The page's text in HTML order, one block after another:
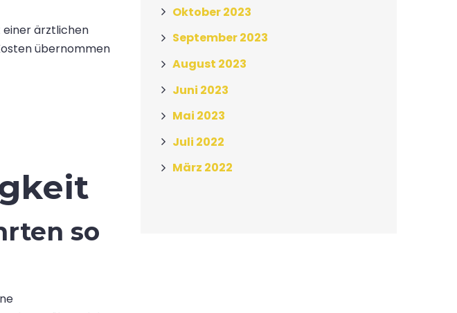
einer ärztlichen
übernommen
so
Oktober 2023
September 2023
August 2023
Juni 2023
Mai 2023
Juli 2022
März 2022